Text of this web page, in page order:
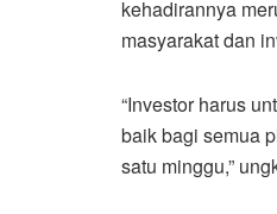
kehadirannya
masyarakat dan
“Investor harus
baik bagi semua
satu minggu,”